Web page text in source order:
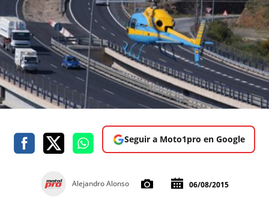
Seguir a Moto1pro en Google
Alejandro Alonso 06/08/2015